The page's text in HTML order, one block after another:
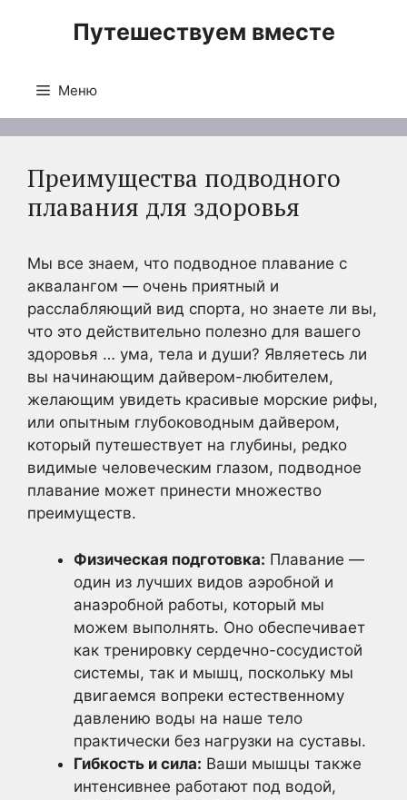
Путешествуем вместе
Меню
Преимущества подводного
плавания для здоровья
Мы все знаем, что подводное плавание с
аквалангом — очень приятный и
расслабляющий вид спорта, но знаете ли вы,
что это действительно полезно для вашего
здоровья … ума, тела и души? Являетесь ли
вы начинающим дайвером-любителем,
желающим увидеть красивые морские рифы,
или опытным глубоководным дайвером,
который путешествует на глубины, редко
видимые человеческим глазом, подводное
плавание может принести множество
преимуществ.
Физическая подготовка: Плавание —
один из лучших видов аэробной и
анаэробной работы, который мы
можем выполнять. Оно обеспечивает
как тренировку сердечно-сосудистой
системы, так и мышц, поскольку мы
двигаемся вопреки естественному
давлению воды на наше тело
практически без нагрузки на суставы.
Гибкость и сила: Ваши мышцы также
интенсивнее работают под водой,